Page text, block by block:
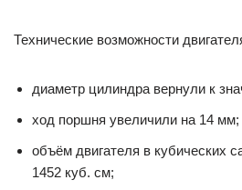
Технические возможности
диаметр цилиндра вернули к
ход поршня увеличили на 14 мм;
объём двигателя в кубических
1452 куб. см;